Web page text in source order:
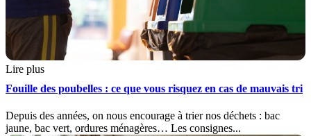
Lire plus
Fouille des poubelles : ce que vous risquez en cas de mauvais tri
Depuis des années, on nous encourage à trier nos déchets : bac
jaune, bac vert, ordures ménagères… Les consignes...